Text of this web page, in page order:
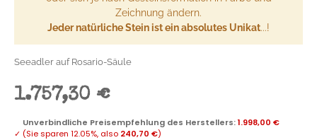
Zeichnung ändern.
Jeder natürliche Stein ist ein absolutes Unikat...!
Seeadler auf Rosario-Säule
1.757,30 €
Unverbindliche Preisempfehlung des Herstellers:1.998,00 €
✓ (Sie sparen 12.05%, also 240,70 €)